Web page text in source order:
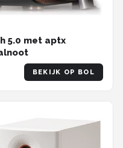
5.0 met aptx
BEKIJK OP BOL